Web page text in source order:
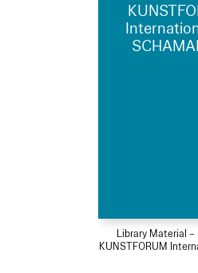
Library Material –
KUNSTFORUM